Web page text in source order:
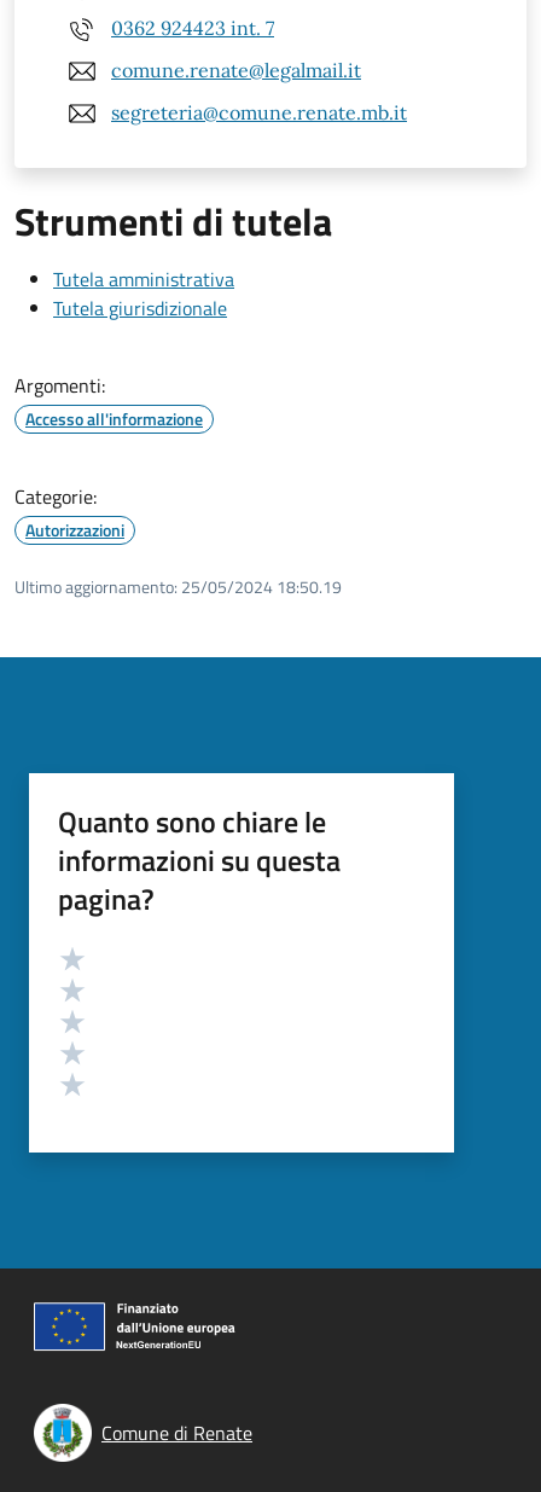
0362 924423 int. 7
comune.renate@legalmail.it
segreteria@comune.renate.mb.it
Strumenti di tutela
Tutela amministrativa
Tutela giurisdizionale
Argomenti:
Accesso all'informazione
Categorie:
Autorizzazioni
Ultimo aggiornamento: 25/05/2024 18:50.19
Quanto sono chiare le
informazioni su questa
pagina?
Valutazione
Comune di Renate